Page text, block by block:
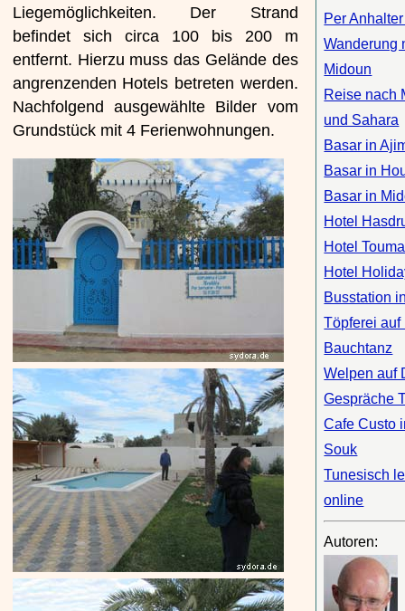
Liegemöglichkeiten. Der Strand
befindet sich circa 100 bis 200 m
entfernt. Hierzu muss das Gelände des
angrenzenden Hotels betreten werden.
Nachfolgend ausgewählte Bilder vom
Grundstück mit 4 Ferienwohnungen.
Per
Wanderung
Midoun
Reise nach
und Sahara
Basar in
Basar in
Basar in
Hotel
Hotel
Hotel
Busstation
Töpferei auf
Bauchtanz
Welpen auf
Gespräche
Cafe Custo
Souk
Tunesisch
online
Autoren: